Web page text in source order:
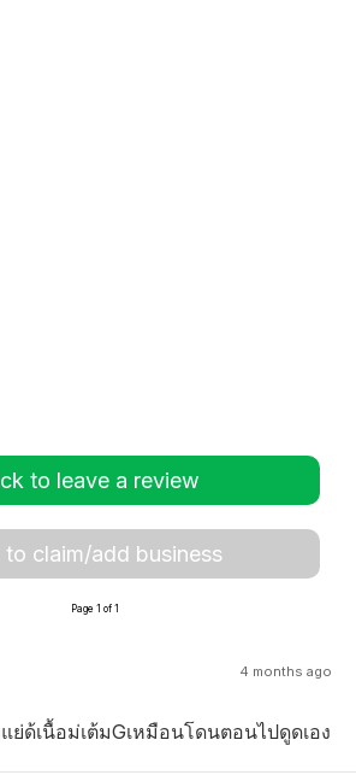
to leave a review
to claim/add business
Page 1 of 1
4 months ago
ย่ด้เนื้อม่เต้มGเหมือนโดนตอนไปดูดเอง